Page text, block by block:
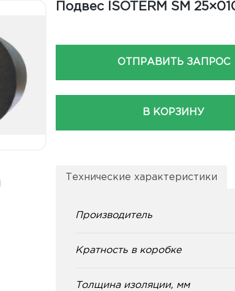
Подвес ISOTERM SM
ОТПРАВИТЬ ЗАПРОС
В КОРЗИНУ
Технические характеристики
Производитель
Кратность в коробке
Толщина изоляции, мм